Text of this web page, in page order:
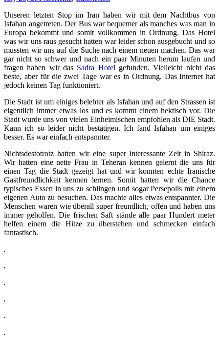
Unseren letzten Stop im Iran haben wir mit dem Nachtbus von
Isfahan angetreten. Der Bus war bequemer als manches was man in
Europa bekommt und somit vollkommen in Ordnung. Das Hotel
was wir uns raus gesucht hatten war leider schon ausgebucht und so
mussten wir uns auf die Suche nach einem neuen machen. Das war
gar nicht so schwer und nach ein paar Minuten herum laufen und
fragen haben wir das Sadra Hotel gefunden. Vielleicht nicht das
beste, aber für die zwei Tage war es in Ordnung. Das Internet hat
jedoch keinen Tag funktioniert.
Die Stadt ist um einiges belebter als Isfahan und auf den Strassen ist
eigentlich immer etwas los und es kommt einem hektisch vor. Die
Stadt wurde uns von vielen Einheimischen empfohlen als DIE Stadt.
Kann ich so leider nicht bestätigen. Ich fand Isfahan um einiges
besser. Es war einfach entspannter.
Nichtsdestotrotz hatten wir eine super interessante Zeit in Shiraz.
Wir hatten eine nette Frau in Teheran kennen gelernt die uns für
einen Tag die Stadt gezeigt hat und wir konnten echte Iranische
Gastfreundlichkeit kennen lernen. Somit hatten wir die Chance
typisches Essen in uns zu schlingen und sogar Persepolis mit einem
eigenen Auto zu besuchen. Das machte alles etwas entspannter. Die
Menschen waren wie überall super freundlich, offen und haben uns
immer geholfen. Die frischen Saft stände alle paar Hundert meter
helfen einem die Hitze zu überstehen und schmecken einfach
fantastisch.